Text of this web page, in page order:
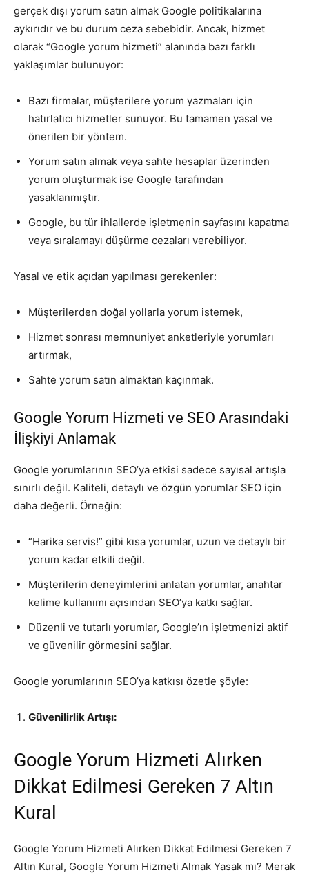
gerçek dışı yorum satın almak Google politikalarına
aykırıdır ve bu durum ceza sebebidir. Ancak, hizmet
olarak “Google yorum hizmeti” alanında bazı farklı
yaklaşımlar bulunuyor:
Bazı firmalar, müşterilere yorum yazmaları için
hatırlatıcı hizmetler sunuyor. Bu tamamen yasal ve
önerilen bir yöntem.
Yorum satın almak veya sahte hesaplar üzerinden
yorum oluşturmak ise Google tarafından
yasaklanmıştır.
Google, bu tür ihlallerde işletmenin sayfasını kapatma
veya sıralamayı düşürme cezaları verebiliyor.
Yasal ve etik açıdan yapılması gerekenler:
Müşterilerden doğal yollarla yorum istemek,
Hizmet sonrası memnuniyet anketleriyle yorumları
artırmak,
Sahte yorum satın almaktan kaçınmak.
Google Yorum Hizmeti ve SEO Arasındaki
İlişkiyi Anlamak
Google yorumlarının SEO’ya etkisi sadece sayısal artışla
sınırlı değil. Kaliteli, detaylı ve özgün yorumlar SEO için
daha değerli. Örneğin:
“Harika servis!” gibi kısa yorumlar, uzun ve detaylı bir
yorum kadar etkili değil.
Müşterilerin deneyimlerini anlatan yorumlar, anahtar
kelime kullanımı açısından SEO’ya katkı sağlar.
Düzenli ve tutarlı yorumlar, Google’ın işletmenizi aktif
ve güvenilir görmesini sağlar.
Google yorumlarının SEO’ya katkısı özetle şöyle:
Güvenilirlik Artışı:
Google Yorum Hizmeti Alırken
Dikkat Edilmesi Gereken 7 Altın
Kural
Google Yorum Hizmeti Alırken Dikkat Edilmesi Gereken 7
Altın Kural, Google Yorum Hizmeti Almak Yasak mı? Merak